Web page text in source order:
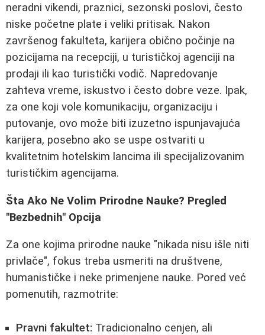
neradni vikendi, praznici, sezonski poslovi, često
niske početne plate i veliki pritisak. Nakon
završenog fakulteta, karijera obično počinje na
pozicijama na recepciji, u turističkoj agenciji na
prodaji ili kao turistički vodič. Napredovanje
zahteva vreme, iskustvo i često dobre veze. Ipak,
za one koji vole komunikaciju, organizaciju i
putovanje, ovo može biti izuzetno ispunjavajuća
karijera, posebno ako se uspe ostvariti u
kvalitetnim hotelskim lancima ili specijalizovanim
turističkim agencijama.
Šta Ako Ne Volim Prirodne Nauke? Pregled
"Bezbednih" Opcija
Za one kojima prirodne nauke "nikada nisu išle niti
privlače", fokus treba usmeriti na društvene,
humanističke i neke primenjene nauke. Pored već
pomenutih, razmotrite:
Pravni fakultet: Tradicionalno cenjen, ali